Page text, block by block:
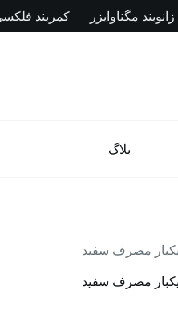
زانوبند مگناوایزر کمربند
بلاگ